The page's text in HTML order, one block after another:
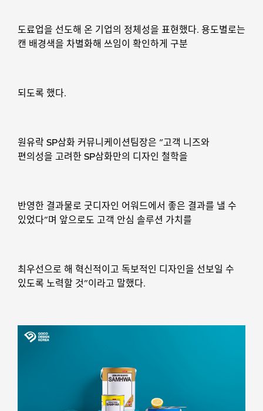
도료업을 선도해 온 기업의 정체성을 표현했다. 용도별로는
캔 배경색을 차별화해 쓰임이 확인하게 구분
되도록 했다.
원유락 SP삼화 커뮤니케이션팀장은 “고객 니즈와
편의성을 고려한 SP삼화만의 디자인 철학을
반영한 결과물로 굿디자인 어워드에서 좋은 결과를 낼 수
있었다”며 앞으로도 고객 안심 솔루션 가치를
최우선으로 해 혁신적이고 독보적인 디자인을 선보일 수
있도록 노력할 것”이라고 말했다.